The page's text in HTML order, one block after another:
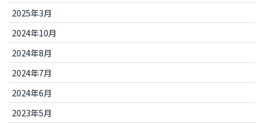
2025年3月
2024年10月
2024年8月
2024年7月
2024年6月
2023年5月